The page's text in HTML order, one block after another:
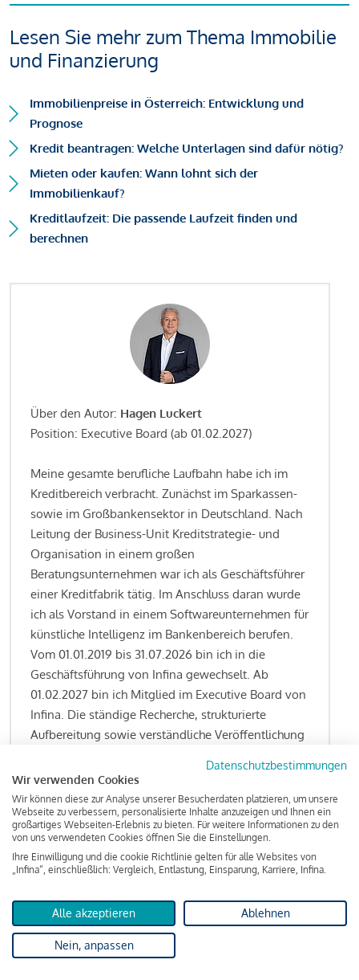
Lesen Sie mehr zum Thema Immobilie
und Finanzierung
Immobilienpreise in Österreich: Entwicklung und
Prognose
Kredit beantragen: Welche Unterlagen sind dafür nötig?
Mieten oder kaufen: Wann lohnt sich der
Immobilienkauf?
Kreditlaufzeit: Die passende Laufzeit finden und
berechnen
Über den Autor: Hagen Luckert
Position: Executive Board (ab 01.02.2027)
Meine gesamte berufliche Laufbahn habe ich im
Kreditbereich verbracht. Zunächst im Sparkassen-
sowie im Großbankensektor in Deutschland. Nach
Leitung der Business-Unit Kreditstrategie- und
Organisation in einem großen
Beratungsunternehmen war ich als Geschäftsführer
einer Kreditfabrik tätig. Im Anschluss daran wurde
ich als Vorstand in einem Softwareunternehmen für
künstliche Intelligenz im Bankenbereich berufen.
Vom 01.01.2019 bis 31.07.2026 bin ich in die
Geschäftsführung von Infina gewechselt. Ab
01.02.2027 bin ich Mitglied im Executive Board von
Infina. Die ständige Recherche, strukturierte
Aufbereitung sowie verständliche Veröffentlichung
Kreditgeschäft gehören zu den wesentlichen
Schwerpunktsetzungen meiner Funktion.
Lesen Sie meine Finanzierungs-Tipps
KreditindexDas Wohnkredit Barometer
Datenschutzbestimmungen
Wir verwenden Cookies
Wir können diese zur Analyse unserer Besucherdaten platzieren, um unsere
Webseite zu verbessern, personalisierte Inhalte anzuzeigen und Ihnen ein
großartiges Webseiten-Erlebnis zu bieten. Für weitere Informationen zu den
von uns verwendeten Cookies öffnen Sie die Einstellungen.
Ihre Einwilligung und die cookie Richtlinie gelten für alle Websites von
„Infina“, einschließlich: Vergleich, Entlastung, Einsparung, Karriere, Infina.
Alle akzeptieren Ablehnen
Nein, anpassen